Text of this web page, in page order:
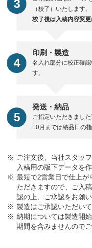
（校了）いたします。
校了後は入稿内容変更
印刷・製造
名入れ部分に校正確
す。
発送・納品
ご指定いただきまし
10月までは納品日の指
ご注文後、当社スタッ
入稿用の版下データを
最短で2営業日で仕上が
ただきますので、ご入
認の上、ご承認をお願い
製造はご承認いただい
納期については製造開
期間を含みませんので